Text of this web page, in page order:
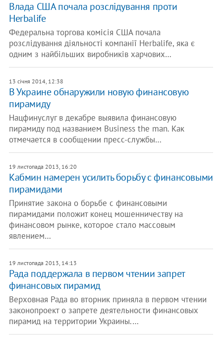
Влада США почала розслідування проти
Herbalife
Федеральна торгова комісія США почала
розслідування діяльності компанії Herbalife, яка є
одним з найбільших виробників харчових…
13 січня 2014, 12:38
В Украине обнаружили новую финансовую
пирамиду
Нацфинуслуг в декабре выявила финансовую
пирамиду под названием Business the man. Как
отмечается в сообщении пресс-службы…
19 листопада 2013, 16:20
Кабмин намерен усилить борьбу с финансовыми
пирамидами
Принятие закона о борьбе с финансовыми
пирамидами положит конец мошенничеству на
финансовом рынке, которое стало массовым
явлением…
19 листопада 2013, 14:13
Рада поддержала в первом чтении запрет
финансовых пирамид
Верховная Рада во вторник приняла в первом чтении
законопроект о запрете деятельности финансовых
пирамид на территории Украины.…